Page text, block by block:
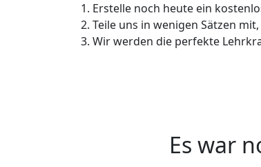
Erstelle noch heute ein
Teile uns in wenigen Sätzen
Wir werden die perfekte
Es war